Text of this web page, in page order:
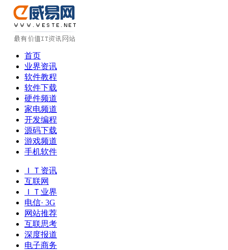
首页
业界资讯
软件教程
软件下载
硬件频道
家电频道
开发编程
源码下载
游戏频道
手机软件
ＩＴ资讯
互联网
ＩＴ业界
电信· 3G
网站推荐
互联思考
深度报道
电子商务